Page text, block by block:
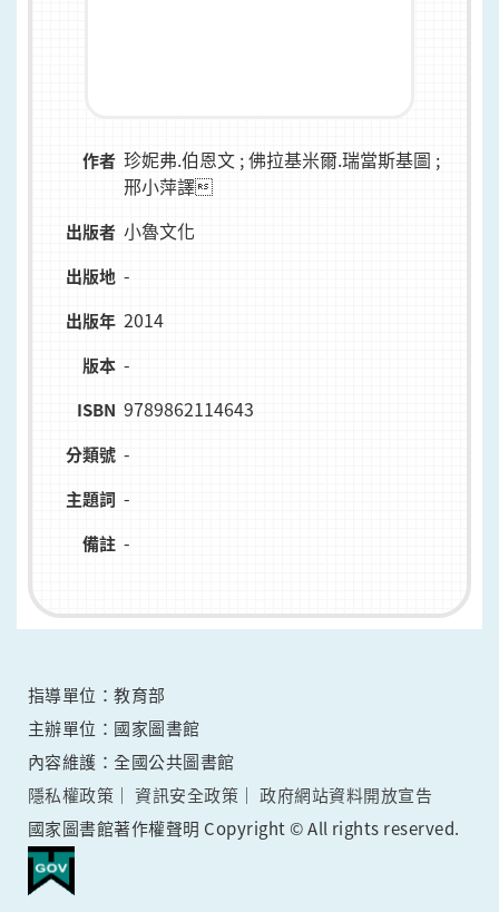
作者 珍妮弗.伯恩文 ; 佛拉基米爾.瑞當斯基圖 ;
邢小萍譯
出版者 小魯文化
出版地 -
出版年 2014
版本 -
ISBN 9789862114643
分類號 -
主題詞 -
備註 -
指導單位：教育部
主辦單位：國家圖書館
內容維護：全國公共圖書館
隱私權政策
資訊安全政策
政府網站資料開放宣告
國家圖書館著作權聲明 Copyright © All rights reserved.